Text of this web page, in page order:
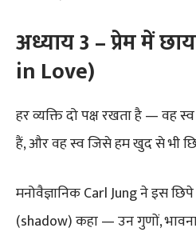
अध्याय 3 – प्रेम में
in Love)
हर व्यक्ति दो पक्ष रखता है — वह
हैं, और वह स्व जिसे हम खुद से भी
मनोवैज्ञानिक Carl Jung ने इस
(shadow) कहा — उन गुणों,